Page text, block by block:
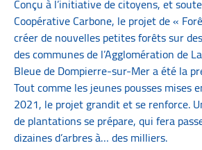
Conçu à l’initiative de citoyens, et
Coopérative Carbone, le projet de «
créer de nouvelles petites forêts sur
des communes de l’Agglomération de
Bleue de Dompierre-sur-Mer a été la
Tout comme les jeunes pousses mises
2021, le projet grandit et se renforce.
de plantations se prépare, qui fera
dizaines d’arbres à… des milliers.